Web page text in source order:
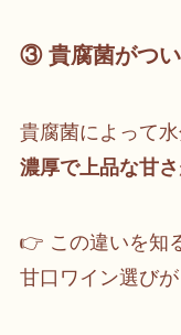
③ 貴腐菌がつ
貴腐菌によって水
濃厚で上品な甘さ
👉 この違いを知
甘口ワイン選び